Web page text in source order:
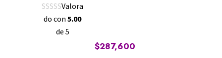
Valora
do con5.00
de 5
$287,600